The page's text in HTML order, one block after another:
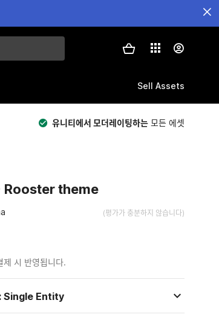
Sell Assets
유니티에서 모더레이팅하는 모든 에셋
Rooster theme
(평가가 충분하지 않습니다)
제 시 반영됩니다.
: Single Entity